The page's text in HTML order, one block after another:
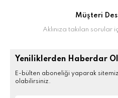
Müşteri
Aklınıza takılan sorular
Yeniliklerden Haberdar Ol
E-bülten aboneliği yaparak
olabilirsiniz.